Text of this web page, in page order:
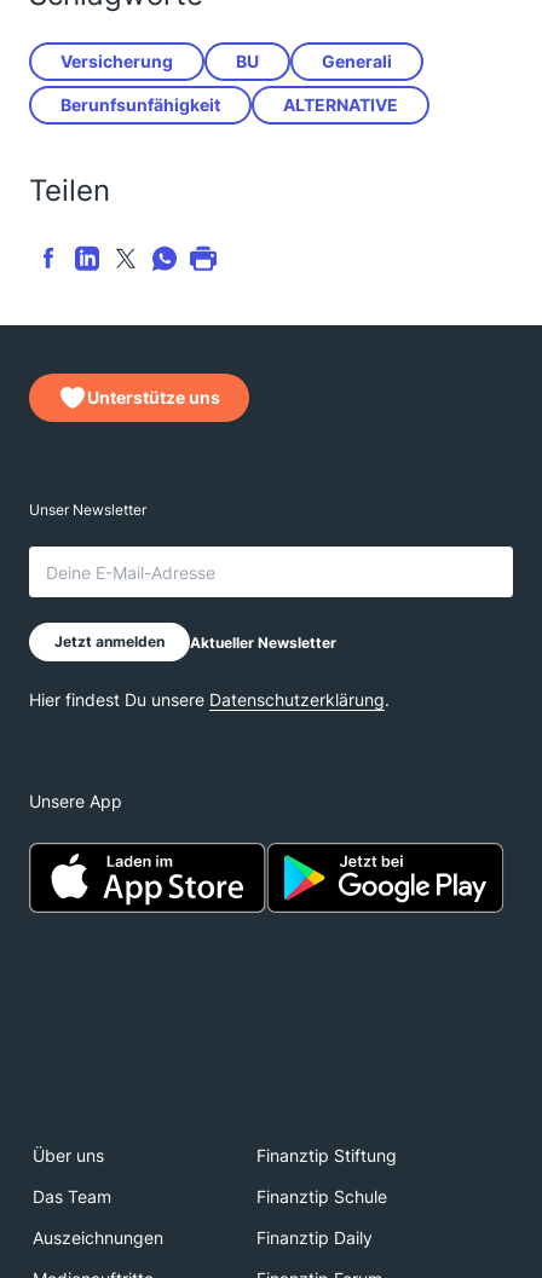
Versicherung BU Generali
Berunfsunfähigkeit ALTERNATIVE
Teilen
Unterstütze uns
Unsere App
Über uns
Finanztip Stiftung
Das Team
Finanztip Schule
Auszeichnungen
Finanztip Daily